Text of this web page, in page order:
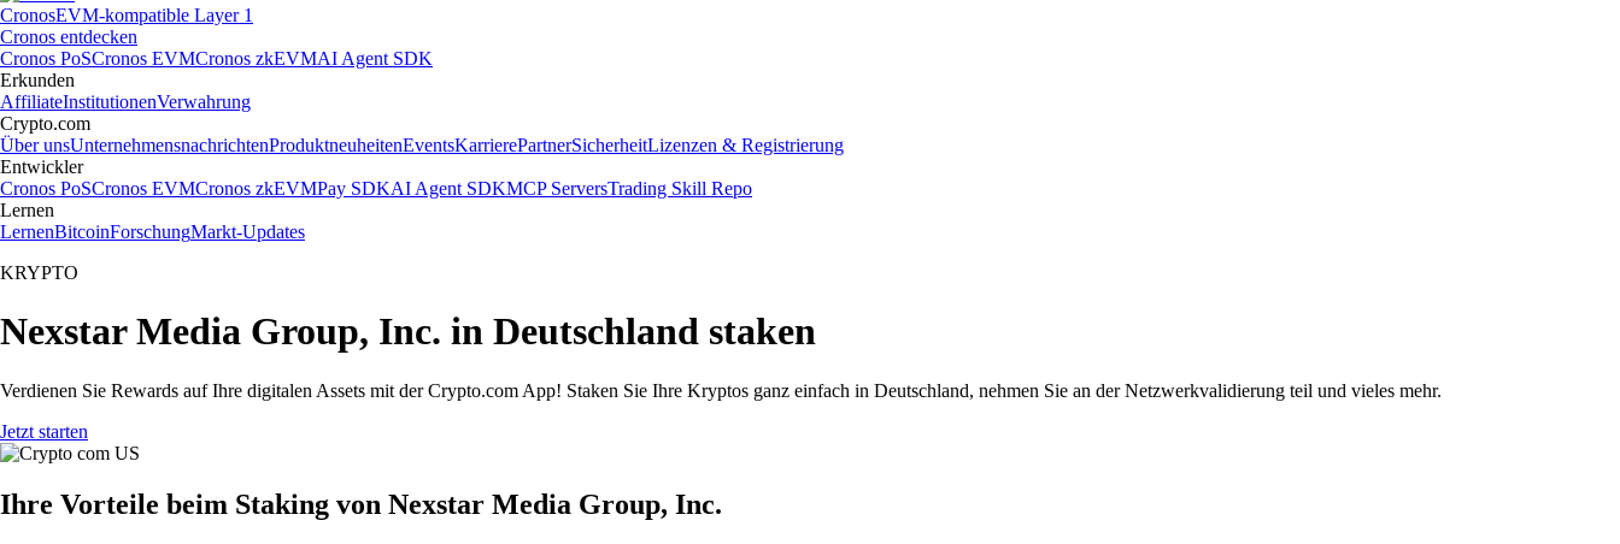
CronosEVM-kompatible Layer 1
Cronos entdecken
Cronos PoSCronos EVMCronos zkEVMAI Agent SDK
Erkunden
AffiliateInstitutionenVerwahrung
Crypto.com
Über unsUnternehmensnachrichtenProduktneuheitenEventsKarrierePartnerSicherheitLizenzen & Registrierung
Entwickler
Cronos PoSCronos EVMCronos zkEVMPay SDKAI Agent SDKMCP ServersTrading Skill Repo
Lernen
LernenBitcoinForschungMarkt-Updates
KRYPTO
Nexstar Media Group, Inc. in Deutschland staken
Verdienen Sie Rewards auf Ihre digitalen Assets mit der Crypto.com App! Staken Sie Ihre Kryptos ganz einfach in Deutschland, nehmen Sie an der Netzwerkvalidierung teil und vieles mehr.
Jetzt starten
Ihre Vorteile beim Staking von Nexstar Media Group, Inc.